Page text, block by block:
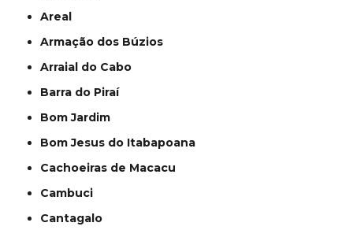
Areal
Armação dos Búzios
Arraial do Cabo
Barra do Piraí
Bom Jardim
Bom Jesus do Itabapoana
Cachoeiras de Macacu
Cambuci
Cantagalo